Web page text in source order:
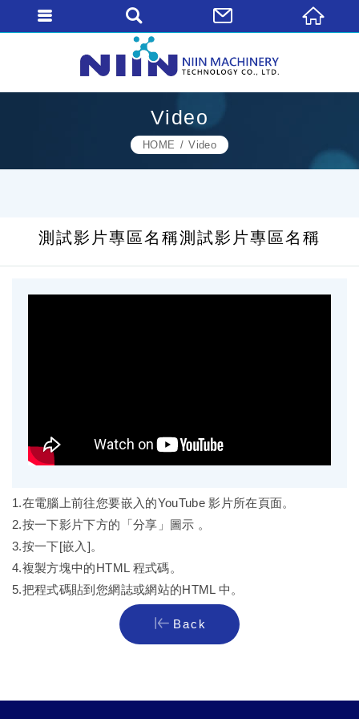
Video
HOME Video
測試影片專區名稱測試影片專區名稱
1.在電腦上前往您要嵌入的YouTube 影片所在頁面。
2.按一下影片下方的「分享」圖示 。
3.按一下[嵌入]。
4.複製方塊中的HTML 程式碼。
5.把程式碼貼到您網誌或網站的HTML 中。
Back